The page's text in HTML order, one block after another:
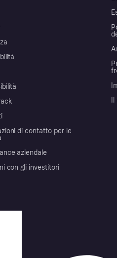
di contatto per le
aziendale
con gli investitori